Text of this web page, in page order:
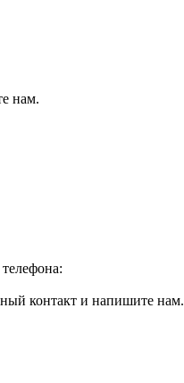
нам.
контакт и напишите нам.